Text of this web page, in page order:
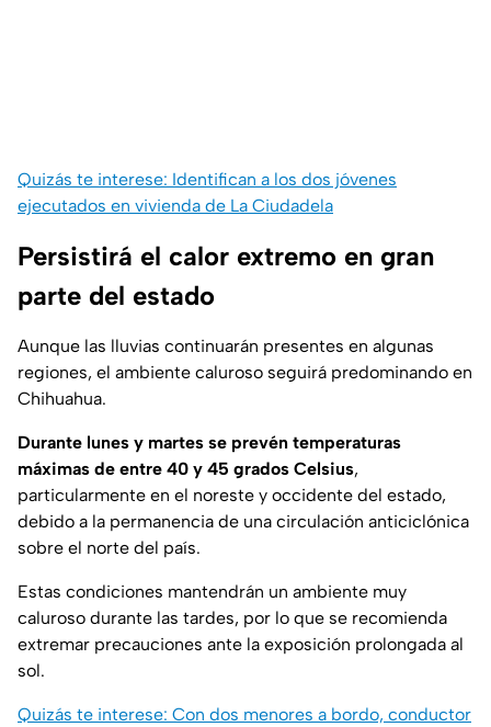
Quizás te interese: Identifican a los dos jóvenes
ejecutados en vivienda de La Ciudadela
Persistirá el calor extremo en gran
parte del estado
Aunque las lluvias continuarán presentes en algunas
regiones, el ambiente caluroso seguirá predominando en
Chihuahua.
Durante lunes y martes se prevén temperaturas
máximas de entre 40 y 45 grados Celsius,
particularmente en el noreste y occidente del estado,
debido a la permanencia de una circulación anticiclónica
sobre el norte del país.
Estas condiciones mantendrán un ambiente muy
caluroso durante las tardes, por lo que se recomienda
extremar precauciones ante la exposición prolongada al
sol.
Quizás te interese: Con dos menores a bordo, conductor